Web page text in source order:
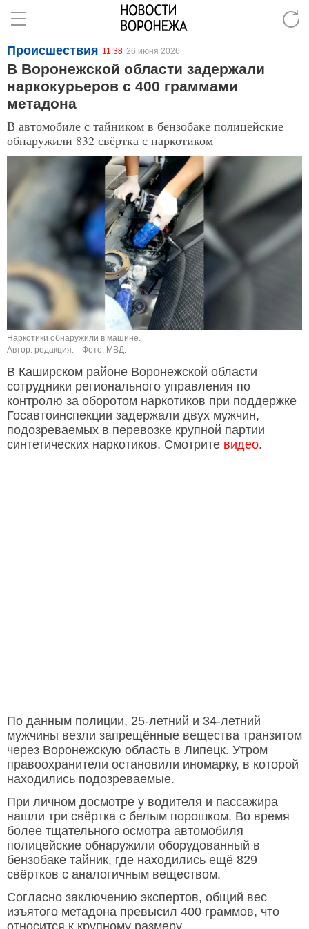
Происшествия 11:38 26 июня 2026
В Воронежской области задержали
наркокурьеров с 400 граммами
метадона
В автомобиле с тайником в бензобаке полицейские
обнаружили 832 свёртка с наркотиком
Наркотики обнаружили в машине.
Автор: редакция.
Фото: МВД.
В Каширском районе Воронежской области
сотрудники регионального управления по
контролю за оборотом наркотиков при поддержке
Госавтоинспекции задержали двух мужчин,
подозреваемых в перевозке крупной партии
синтетических наркотиков. Смотрите видео.
По данным полиции, 25-летний и 34-летний
мужчины везли запрещённые вещества транзитом
через Воронежскую область в Липецк. Утром
правоохранители остановили иномарку, в которой
находились подозреваемые.
При личном досмотре у водителя и пассажира
нашли три свёртка с белым порошком. Во время
более тщательного осмотра автомобиля
полицейские обнаружили оборудованный в
бензобаке тайник, где находились ещё 829
свёртков с аналогичным веществом.
Согласно заключению экспертов, общий вес
изъятого метадона превысил 400 граммов, что